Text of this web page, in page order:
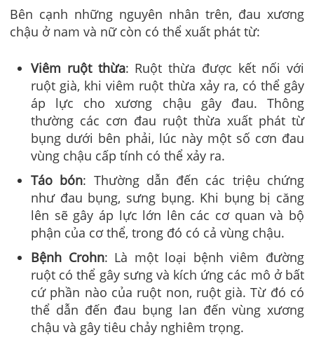
Bên cạnh những nguyên nhân trên, đau xương
chậu ở nam và nữ còn có thể xuất phát từ:
Viêm ruột thừa: Ruột thừa được kết nối với
ruột già, khi viêm ruột thừa xảy ra, có thể gây
áp lực cho xương chậu gây đau. Thông
thường các cơn đau ruột thừa xuất phát từ
bụng dưới bên phải, lúc này một số cơn đau
vùng chậu cấp tính có thể xảy ra.
Táo bón: Thường dẫn đến các triệu chứng
như đau bụng, sưng bụng. Khi bụng bị căng
lên sẽ gây áp lực lớn lên các cơ quan và bộ
phận của cơ thể, trong đó có cả vùng chậu.
Bệnh Crohn: Là một loại bệnh viêm đường
ruột có thể gây sưng và kích ứng các mô ở bất
cứ phần nào của ruột non, ruột già. Từ đó có
thể dẫn đến đau bụng lan đến vùng xương
chậu và gây tiêu chảy nghiêm trọng.